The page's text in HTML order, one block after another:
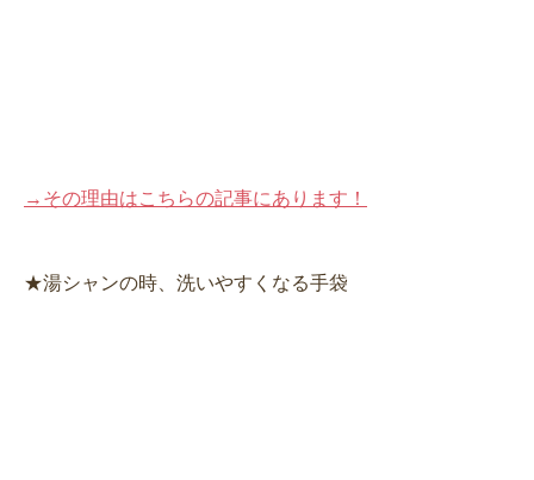
→その理由はこちらの記事にあります！
★湯シャンの時、洗いやすくなる手袋